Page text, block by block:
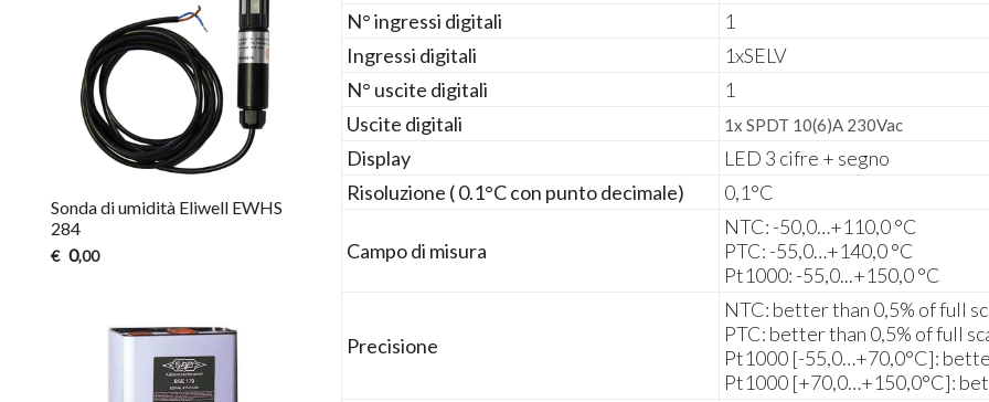
N° ingressi digitali
1
Ingressi digitali
1xSELV
N° uscite digitali
1
Uscite digitali
1x SPDT 10(6)A 230Vac
Display
LED 3 cifre + segno
Risoluzione ( 0.1°C con punto decimale)
0,1°C
Campo di misura
NTC: -50,0…+110,0 °C
PTC: -55,0…+140,0 °C
Pt1000: -55,0...+150,0 °C
Precisione
NTC: better than 0,5% of full
PTC: better than 0,5% of full
Pt1000 [-55,0…+70,0°C]:
Pt1000 [+70,0…+150,0°C]:
Sonda di umidità Eliwell EWHS
284
€ 0,00